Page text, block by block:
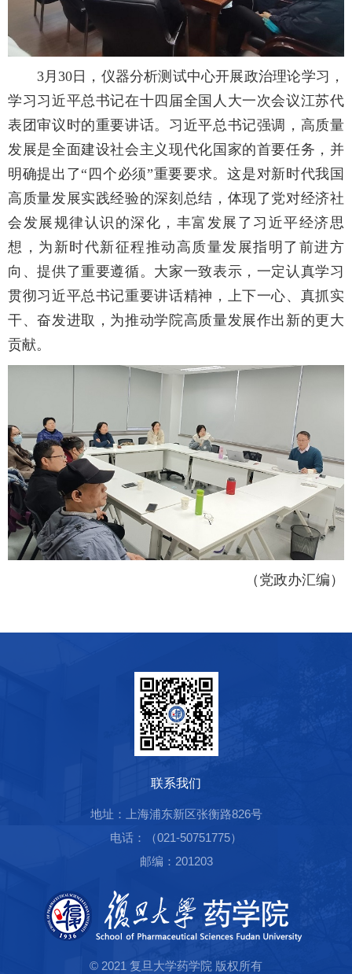
3月30日，仪器分析测试中心开展政治理论学习，
学习习近平总书记在十四届全国人大一次会议江苏代
表团审议时的重要讲话。习近平总书记强调，高质量
发展是全面建设社会主义现代化国家的首要任务，并
明确提出了“四个必须”重要要求。这是对新时代我国
高质量发展实践经验的深刻总结，体现了党对经济社
会发展规律认识的深化，丰富发展了习近平经济思
想，为新时代新征程推动高质量发展指明了前进方
向、提供了重要遵循。大家一致表示，一定认真学习
贯彻习近平总书记重要讲话精神，上下一心、真抓实
干、奋发进取，为推动学院高质量发展作出新的更大
贡献。
（党政办汇编）
联系我们
地址：上海浦东新区张衡路826号
电话：（021-50751775）
邮编：201203
© 2021 复旦大学药学院 版权所有